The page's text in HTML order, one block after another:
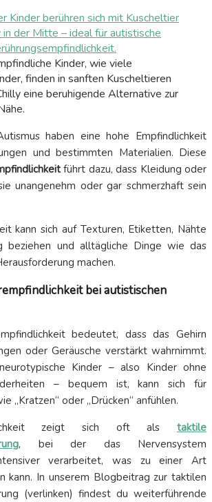
Kinder, wie viele
finden in sanften Kuscheltieren
eine beruhigende Alternative zur
haben eine hohe Empfindlichkeit
und bestimmten Materialien. Diese
führt dazu, dass Kleidung oder
unangenehm oder gar schmerzhaft sein
kann sich auf Texturen, Etiketten, Nähte
beziehen und alltägliche Dinge wie das
machen.
bei autistischen
bedeutet, dass das Gehirn
oder Geräusche verstärkt wahrnimmt.
Kinder – also Kinder ohne
– bequem ist, kann sich für
„Kratzen“ oder „Drücken“ anfühlen.
zeigt sich oft als taktile
, bei der das Nervensystem
verarbeitet, was zu einer Art
kann. In unserem Blogbeitrag zur taktilen
(verlinken) findest du weiterführende